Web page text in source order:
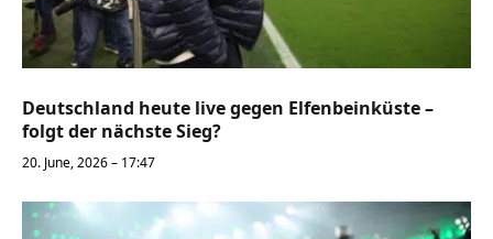
Deutschland heute live gegen Elfenbeinküste –
folgt der nächste Sieg?
20. June, 2026 – 17:47